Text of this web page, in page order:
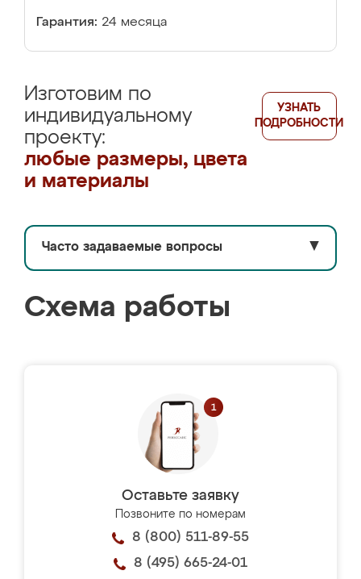
Гарантия: 24 месяца
Изготовим по
индивидуальному
проекту:
любые размеры, цвета
и материалы
УЗНАТЬ
ПОДРОБНОСТИ
Часто задаваемые вопросы ▼
Схема работы
Оставьте заявку
Позвоните по номерам
8 (800) 511-89-55
8 (495) 665-24-01